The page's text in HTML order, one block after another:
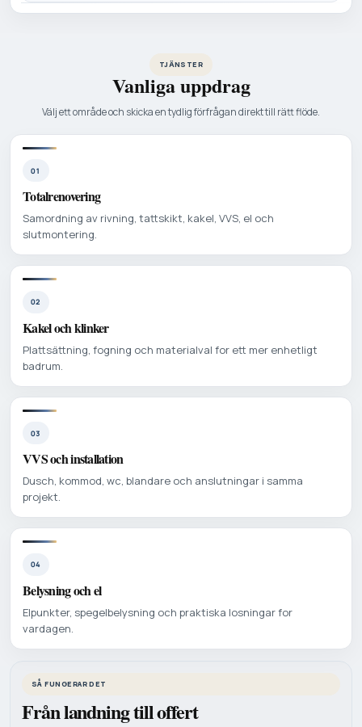
TJÄNSTER
Vanliga uppdrag
Välj ett område och skicka en tydlig förfrågan direkt till rätt flöde.
01
Totalrenovering
Samordning av rivning, tattskikt, kakel, VVS, el och
slutmontering.
02
Kakel och klinker
Plattsättning, fogning och materialval for ett mer enhetligt
badrum.
03
VVS och installation
Dusch, kommod, wc, blandare och anslutningar i samma
projekt.
04
Belysning och el
Elpunkter, spegelbelysning och praktiska losningar for
vardagen.
SÅ FUNGERAR DET
Från landning till offert